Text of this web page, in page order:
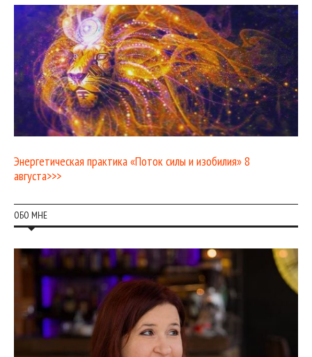
Энергетическая практика «Поток силы и изобилия» 8
августа>>>
ОБО МНЕ